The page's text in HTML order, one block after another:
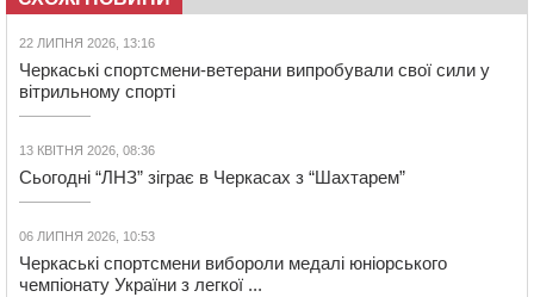
22 ЛИПНЯ 2026, 13:16
Черкаські спортсмени-ветерани випробували свої сили у
вітрильному спорті
13 КВІТНЯ 2026, 08:36
Сьогодні “ЛНЗ” зіграє в Черкасах з “Шахтарем”
06 ЛИПНЯ 2026, 10:53
Черкаські спортсмени вибороли медалі юніорського
чемпіонату України з легкої ...